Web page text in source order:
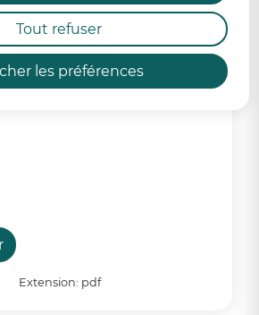
les préférences
Tout refuser
placés en alerte et 2 bassins
en vigilance renforcée.
:
PV Conseil Municipal
Extension: pdf